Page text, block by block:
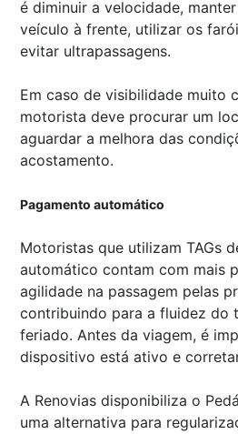
é diminuir a velocidade,
veículo à frente, utilizar os
evitar ultrapassagens.
Em caso de visibilidade muito
motorista deve procurar um
aguardar a melhora das
acostamento.
Pagamento automático
Motoristas que utilizam TAGs
automático contam com mais
agilidade na passagem pelas
contribuindo para a fluidez do
feriado. Antes da viagem, é
dispositivo está ativo e
A Renovias disponibiliza o
uma alternativa para